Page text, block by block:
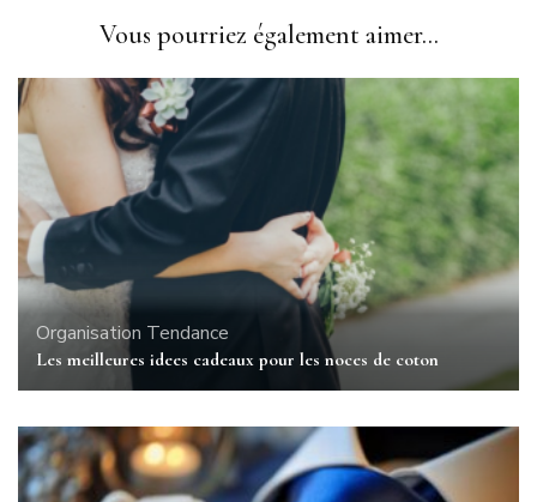
Vous pourriez également aimer...
Organisation Tendance
Les meilleures idees cadeaux pour les noces de coton